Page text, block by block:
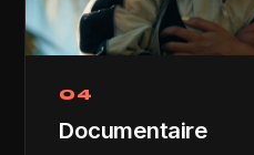
04
Documentaire